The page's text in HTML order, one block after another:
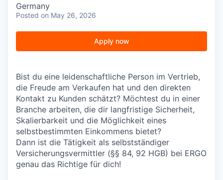
Germany
Posted on May 26, 2026
Apply now
Bist du eine leidenschaftliche Person im Vertrieb,
die Freude am Verkaufen hat und den direkten
Kontakt zu Kunden schätzt? Möchtest du in einer
Branche arbeiten, die dir langfristige Sicherheit,
Skalierbarkeit und die Möglichkeit eines
selbstbestimmten Einkommens bietet?
Dann ist die Tätigkeit als selbstständiger
Versicherungsvermittler (§§ 84, 92 HGB) bei ERGO
genau das Richtige für dich!